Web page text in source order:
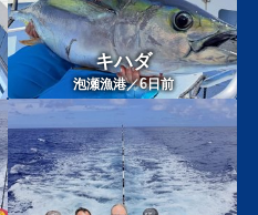
キハダ
泡瀬漁港／6日前